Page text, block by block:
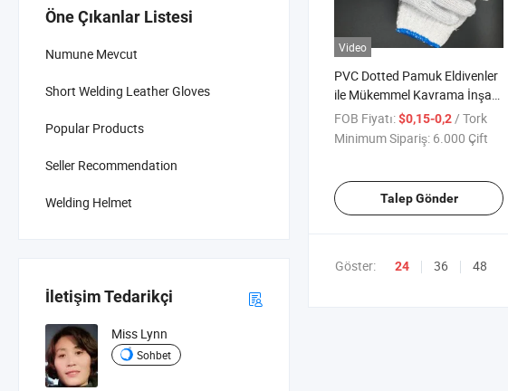
Öne Çıkanlar Listesi
Numune Mevcut
Short Welding Leather Gloves
Popular Products
Seller Recommendation
Welding Helmet
İletişim Tedarikçi
Miss Lynn
Sohbet
Video
PVC Dotted Pamuk Eldivenler
ile Mükemmel Kavrama İnşaat
Çalışması
FOB Fiyatı:$0,15-0,2 / Tork
Minimum Sipariş: 6.000 Çift
Talep Gönder
Göster: 24 36 48